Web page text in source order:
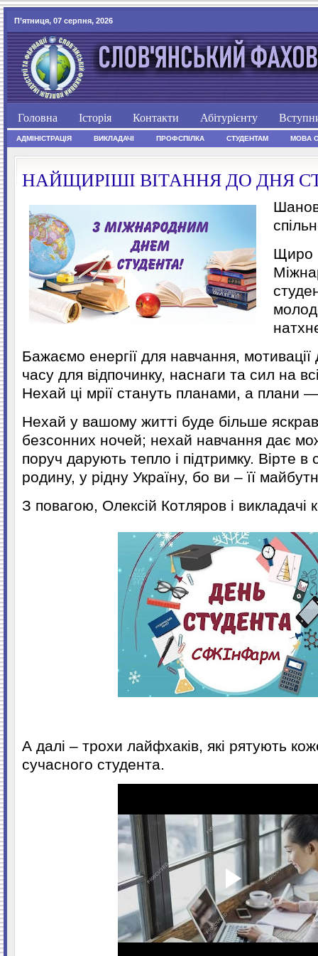
П’ятниця, 07 серпня, 2026
Головна Історія Контакти Абітурієнту
АДМІНІСТРАЦІЯ ВИКЛАДАЧІ ПРОФСПІЛКА СТУДЕНТАМ МОВА
НАЙЩИРІШІ ВІТАННЯ ДО ДНЯ
Щиро
Бажаємо енергії для навчання, мотивації
часу для відпочинку, наснаги та сил на всі
Нехай ці мрії стануть планами, а плани
Нехай у вашому житті буде більше
безсонних ночей; нехай навчання дає
поруч дарують тепло і підтримку. Вірте
родину, у рідну Україну, бо ви – її
З повагою, Олексій Котляров і викладачі
А далі – трохи лайфхаків, які рятують
сучасного студента.